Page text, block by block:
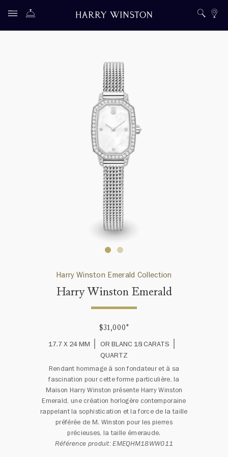
Harry Winston Emerald Collection
Harry Winston Emerald
$31,000*
17.7 X 24 MM
OR BLANC 18 CARATS
QUARTZ
Rendant hommage à son fondateur et à sa
fascination pour cette forme particulière, la
Maison Harry Winston présente Harry Winston
Emerald, une création horlogère contemporaine
rappelant la sophistication et la force de la taille
préférée de M. Winston pour les pierres
précieuses, la taille émeraude.
Référence produit: EMEQHM18WW011